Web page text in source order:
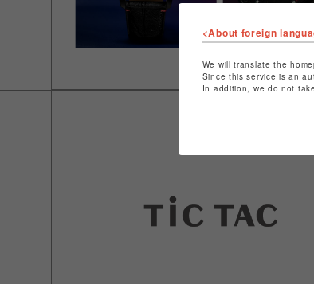
<About foreign
We will translate the
Since this service is an
In addition, we do not